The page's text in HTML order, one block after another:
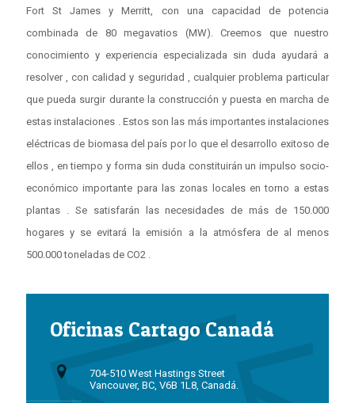
Fort St James y Merritt, con una capacidad de potencia
combinada de 80 megavatios (MW). Creemos que nuestro
conocimiento y experiencia especializada sin duda ayudará a
resolver , con calidad y seguridad , cualquier problema particular
que pueda surgir durante la construcción y puesta en marcha de
estas instalaciones . Estos son las más importantes instalaciones
eléctricas de biomasa del país por lo que el desarrollo exitoso de
ellos , en tiempo y forma sin duda constituirán un impulso socio-
económico importante para las zonas locales en torno a estas
plantas . Se satisfarán las necesidades de más de 150.000
hogares y se evitará la emisión a la atmósfera de al menos
500.000 toneladas de CO2 .
Oficinas Cartago Canadá
704-510 West Hastings Street
Vancouver, BC, V6B 1L8, Canadá.